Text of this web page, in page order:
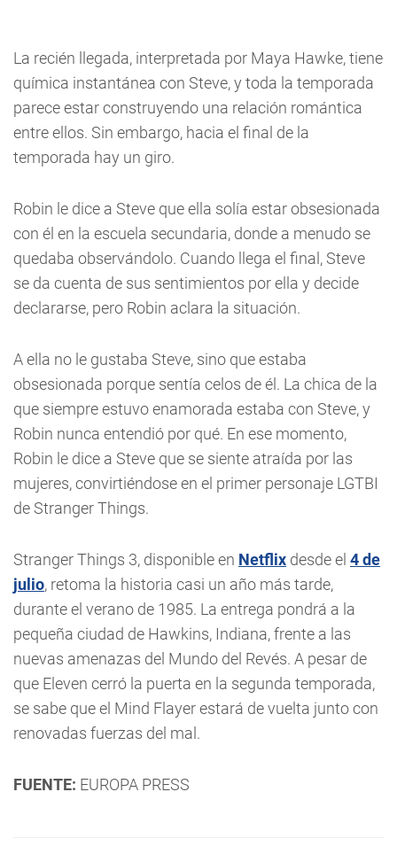
La recién llegada, interpretada por Maya Hawke, tiene
química instantánea con Steve, y toda la temporada
parece estar construyendo una relación romántica
entre ellos. Sin embargo, hacia el final de la
temporada hay un giro.
Robin le dice a Steve que ella solía estar obsesionada
con él en la escuela secundaria, donde a menudo se
quedaba observándolo. Cuando llega el final, Steve
se da cuenta de sus sentimientos por ella y decide
declararse, pero Robin aclara la situación.
A ella no le gustaba Steve, sino que estaba
obsesionada porque sentía celos de él. La chica de la
que siempre estuvo enamorada estaba con Steve, y
Robin nunca entendió por qué. En ese momento,
Robin le dice a Steve que se siente atraída por las
mujeres, convirtiéndose en el primer personaje LGTBI
de Stranger Things.
Stranger Things 3, disponible en Netflix desde el 4 de
julio, retoma la historia casi un año más tarde,
durante el verano de 1985. La entrega pondrá a la
pequeña ciudad de Hawkins, Indiana, frente a las
nuevas amenazas del Mundo del Revés. A pesar de
que Eleven cerró la puerta en la segunda temporada,
se sabe que el Mind Flayer estará de vuelta junto con
renovadas fuerzas del mal.
FUENTE: EUROPA PRESS